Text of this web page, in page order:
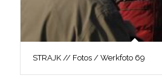
STRAJK // Fotos / Werkfoto 69